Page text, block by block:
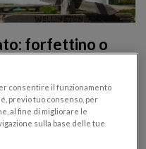
forfettino o
consentire il funzionamento
previo tuo consenso, per
al fine di migliorare le
sulla base delle tue